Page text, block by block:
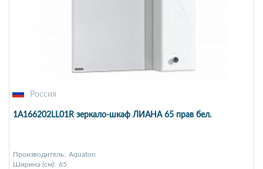
Россия
1A166202LL01R зеркало-шкаф ЛИАНА 65 прав бел.
Производитель: Aquaton
Ширина (см): 65